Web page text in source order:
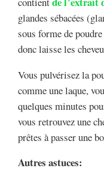
glandes sébacées
sous forme de
donc laisse les
Vous pulvérisez la
comme une laque,
quelques minutes
vous retrouvez une
prêtes à passer une
Autres astuces: